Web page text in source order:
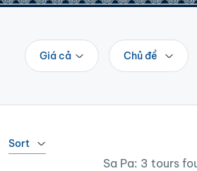
Giá cả Chủ đề
Sort
Sa Pa: 3 tours